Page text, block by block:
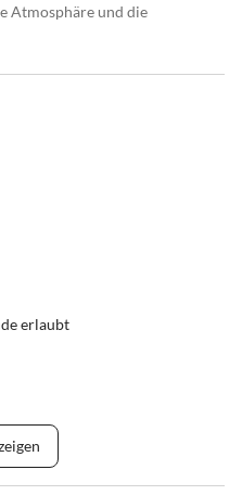
Atmosphäre und die
erlaubt